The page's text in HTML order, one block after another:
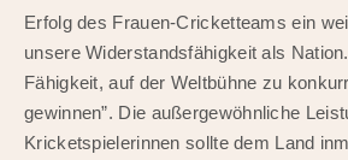
Erfolg des Frauen-Cricketteams ein
unsere Widerstandsfähigkeit als
Fähigkeit, auf der Weltbühne zu
gewinnen”. Die außergewöhnliche
Kricketspielerinnen sollte dem Land